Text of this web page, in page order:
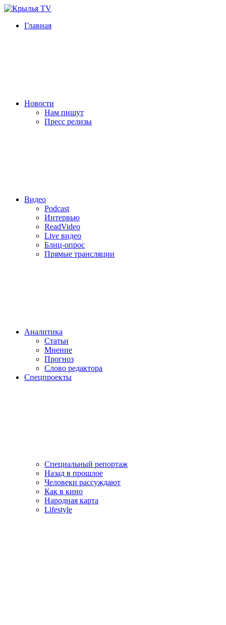
Главная
Новости
Нам пишут
Пресс релизы
Видео
Podcast
Интервью
ReadVideo
Live видео
Блиц-опрос
Прямые трансляции
Аналитика
Статьи
Мнение
Прогноз
Cлово редактора
Спецпроекты
Специальный репортаж
Назад в прошлое
Человеки рассуждают
Как в кино
Народная карта
Lifestyle